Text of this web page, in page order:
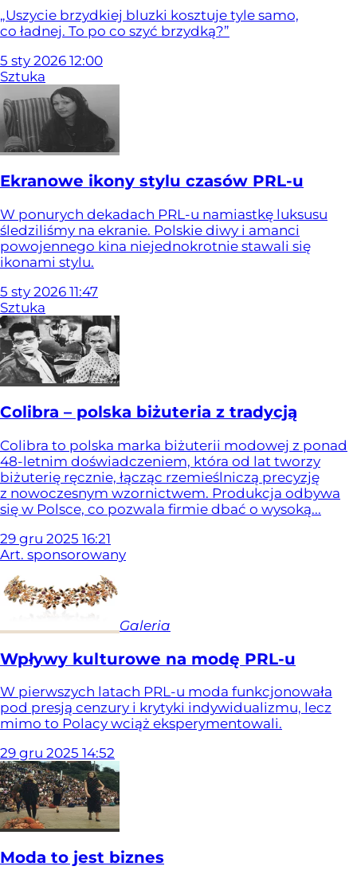
„Uszycie brzydkiej bluzki kosztuje tyle samo,
co ładnej. To po co szyć brzydką?”
5 sty 2026 12:00
Sztuka
Ekranowe ikony stylu czasów PRL-u
W ponurych dekadach PRL-u namiastkę luksusu
śledziliśmy na ekranie. Polskie diwy i amanci
powojennego kina niejednokrotnie stawali się
ikonami stylu.
5 sty 2026 11:47
Sztuka
Colibra – polska biżuteria z tradycją
Colibra to polska marka biżuterii modowej z ponad
48-letnim doświadczeniem, która od lat tworzy
biżuterię ręcznie, łącząc rzemieślniczą precyzję
z nowoczesnym wzornictwem. Produkcja odbywa
się w Polsce, co pozwala firmie dbać o wysoką...
29 gru 2025 16:21
Art. sponsorowany
Galeria
Wpływy kulturowe na modę PRL-u
W pierwszych latach PRL-u moda funkcjonowała
pod presją cenzury i krytyki indywidualizmu, lecz
mimo to Polacy wciąż eksperymentowali.
29 gru 2025 14:52
Moda to jest biznes